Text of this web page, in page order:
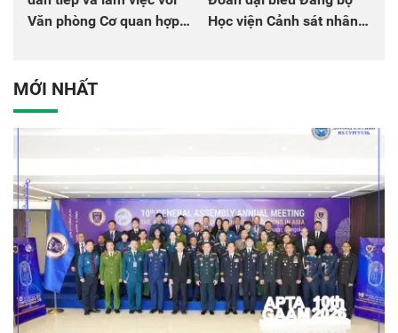
Văn phòng Cơ quan hợp
Học viện Cảnh sát nhân
MỚI NHẤT